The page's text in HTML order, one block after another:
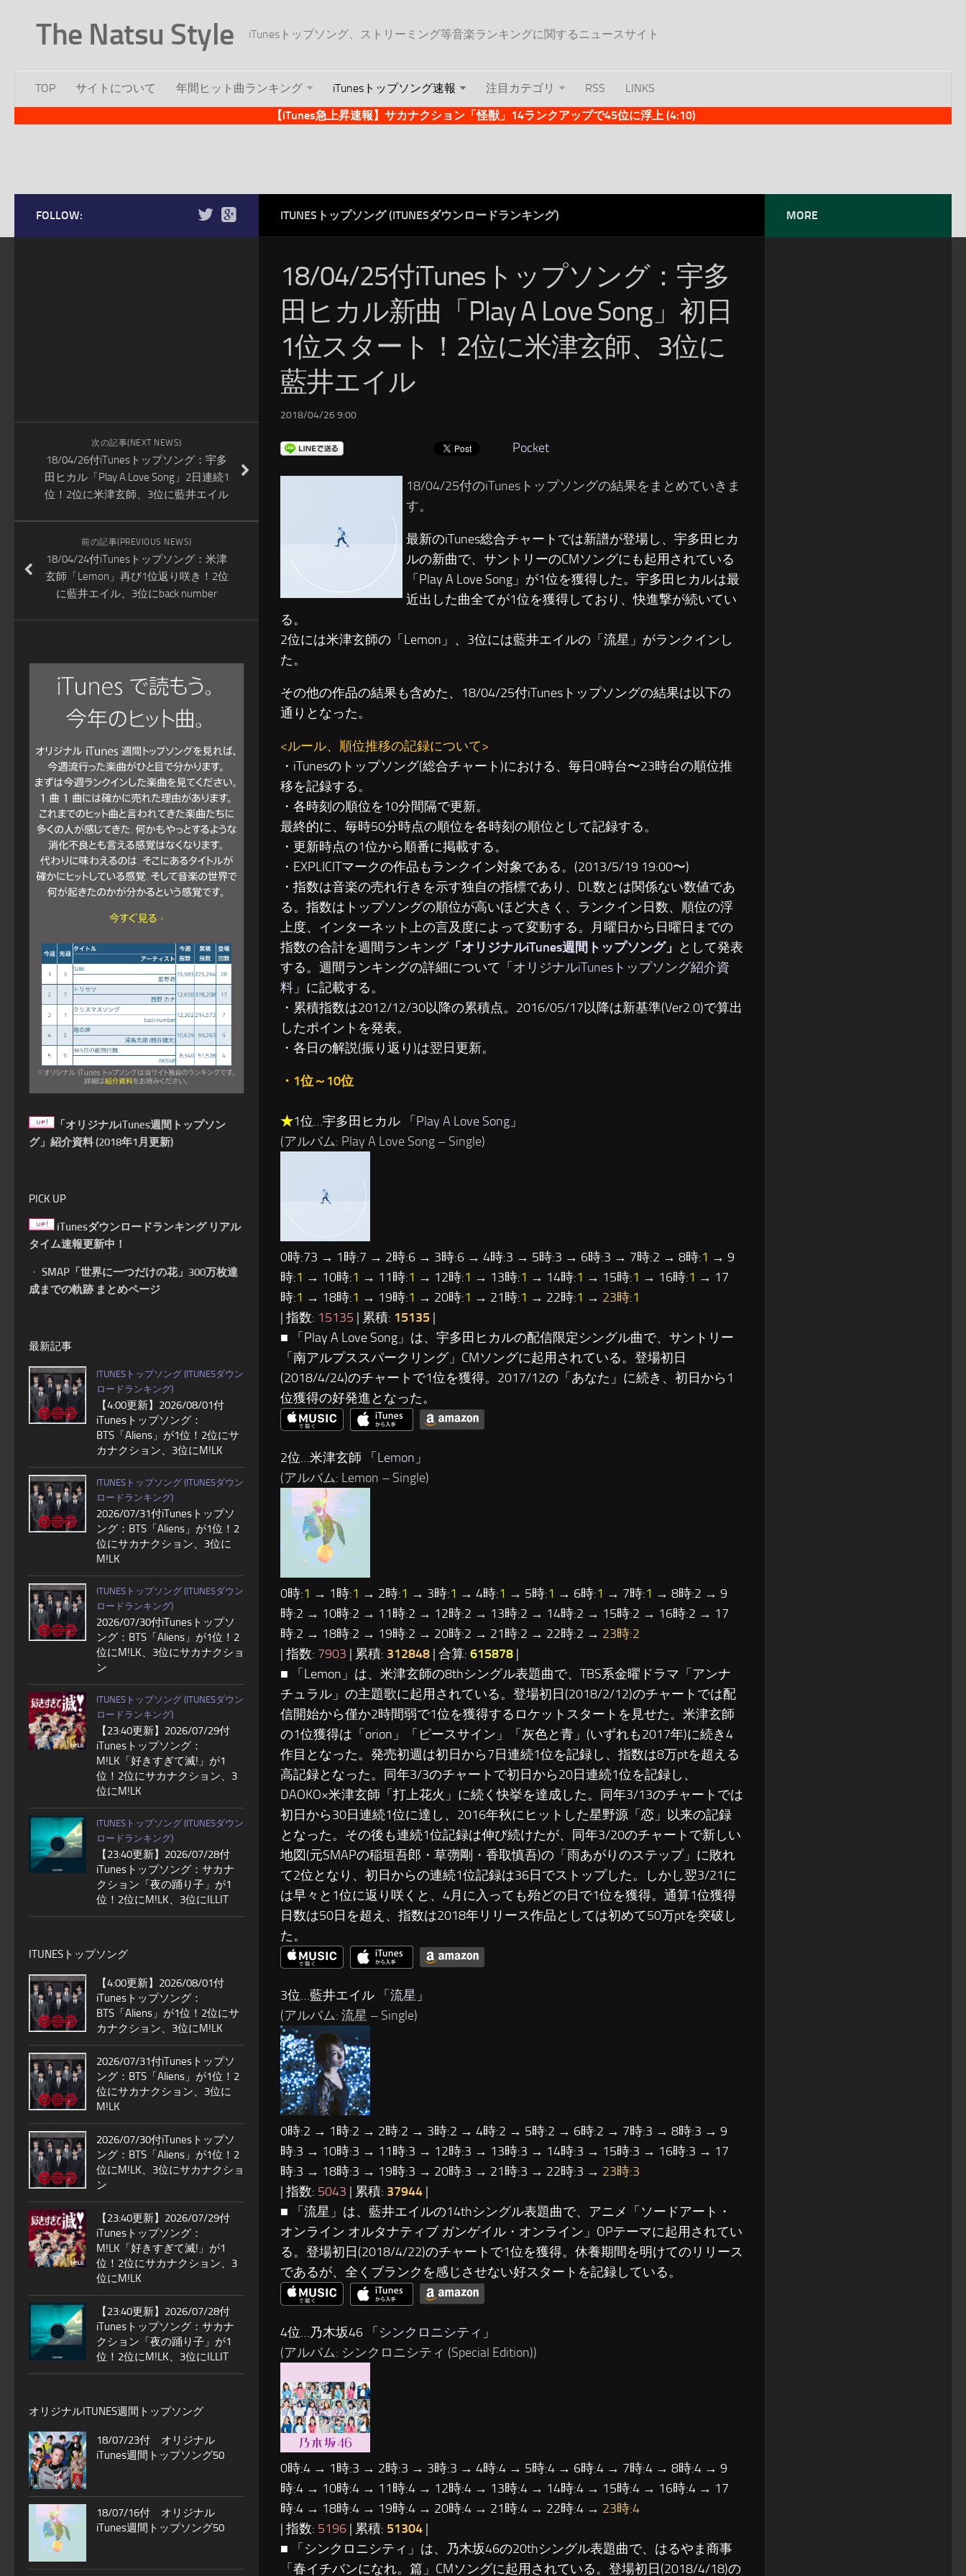
The Natsu Style iTunesトップソング、ストリーミング等音楽ランキングに関するニュースサイト
TOP サイトについて 年間ヒット曲ランキング iTunesトップソング速報 注目カテゴリ RSS
LINKS
【iTunes急上昇速報】サカナクション「怪獣」14ランクアップで45位に浮上 (4:10)
ITUNESトップソング (ITUNESダウンロードランキング)
18/04/25付iTunesトップソング：宇多
田ヒカル新曲「Play A Love Song」初日
1位スタート！2位に米津玄師、3位に
藍井エイル
2018/04/26 9:00
Pocket
18/04/25付のiTunesトップソングの結果をまとめていきま
す。
最新のiTunes総合チャートでは新譜が登場し、宇多田ヒカ
ルの新曲で、サントリーのCMソングにも起用されている
「Play A Love Song」が1位を獲得した。宇多田ヒカルは最
近出した曲全てが1位を獲得しており、快進撃が続いてい
る。
2位には米津玄師の「Lemon」、3位には藍井エイルの「流星」がランクインし
た。
その他の作品の結果も含めた、18/04/25付iTunesトップソングの結果は以下の
通りとなった。
<ルール、順位推移の記録について>
・iTunesのトップソング(総合チャート)における、毎日0時台〜23時台の順位推
移を記録する。
・各時刻の順位を10分間隔で更新。
最終的に、毎時50分時点の順位を各時刻の順位として記録する。
・更新時点の1位から順番に掲載する。
・EXPLICITマークの作品もランクイン対象である。(2013/5/19 19:00〜)
・指数は音楽の売れ行きを示す独自の指標であり、DL数とは関係ない数値であ
る。指数はトップソングの順位が高いほど大きく、ランクイン日数、順位の浮
上度、インターネット上の言及度によって変動する。月曜日から日曜日までの
指数の合計を週間ランキング「 オリジナルiTunes週間トップソング」 として発表
する。週間ランキングの詳細について「 オリジナルiTunesトップソング紹介資
料 」に記載する。
・累積指数は2012/12/30以降の累積点。2016/05/17以降は新基準(Ver2.0)で算出
したポイントを発表。
・各日の解説(振り返り)は翌日更新。
・1位～10位
★1位…宇多田ヒカル 「 Play A Love Song 」
(アルバム: Play A Love Song – Single)
0時:73 → 1時:7 → 2時:6 → 3時:6 → 4時:3 → 5時:3 → 6時:3 → 7時:2 → 8時:1 → 9
時:1 → 10時:1 → 11時:1 → 12時:1 → 13時:1 → 14時:1 → 15時:1 → 16時:1 → 17
時:1 → 18時:1 → 19時:1 → 20時:1 → 21時:1 → 22時:1 → 23時:1
| 指数: 15135 | 累積: 15135 |
■ 「Play A Love Song」は、宇多田ヒカルの配信限定シングル曲で、サントリー
「南アルプススパークリング」CMソングに起用されている。登場初日
(2018/4/24)のチャートで1位を獲得。2017/12の「あなた」に続き、初日から1
位獲得の好発進となった。
2位…米津玄師 「 Lemon 」
(アルバム: Lemon – Single)
0時:1 → 1時:1 → 2時:1 → 3時:1 → 4時:1 → 5時:1 → 6時:1 → 7時:1 → 8時:2 → 9
時:2 → 10時:2 → 11時:2 → 12時:2 → 13時:2 → 14時:2 → 15時:2 → 16時:2 → 17
時:2 → 18時:2 → 19時:2 → 20時:2 → 21時:2 → 22時:2 → 23時:2
| 指数: 7903 | 累積: 312848 | 合算: 615878 |
■ 「Lemon」は、米津玄師の8thシングル表題曲で、TBS系金曜ドラマ「アンナ
チュラル」の主題歌に起用されている。登場初日(2018/2/12)のチャートでは配
信開始から僅か2時間弱で1位を獲得するロケットスタートを見せた。米津玄師
の1位獲得は「orion」「ピースサイン」「灰色と青」(いずれも2017年)に続き4
作目となった。発売初週は初日から7日連続1位を記録し、指数は8万ptを超える
高記録となった。同年3/3のチャートで初日から20日連続1位を記録し、
DAOKO×米津玄師「打上花火」に続く快挙を達成した。同年3/13のチャートでは
初日から30日連続1位に達し、2016年秋にヒットした星野源「恋」以来の記録
となった。その後も連続1位記録は伸び続けたが、同年3/20のチャートで新しい
地図(元SMAPの稲垣吾郎・草彅剛・香取慎吾)の「雨あがりのステップ」に敗れ
て2位となり、初日からの連続1位記録は36日でストップした。しかし翌3/21に
は早々と1位に返り咲くと、4月に入っても殆どの日で1位を獲得。通算1位獲得
日数は50日を超え、指数は2018年リリース作品としては初めて50万ptを突破し
た。
3位…藍井エイル 「 流星 」
(アルバム: 流星 – Single)
0時:2 → 1時:2 → 2時:2 → 3時:2 → 4時:2 → 5時:2 → 6時:2 → 7時:3 → 8時:3 → 9
時:3 → 10時:3 → 11時:3 → 12時:3 → 13時:3 → 14時:3 → 15時:3 → 16時:3 → 17
時:3 → 18時:3 → 19時:3 → 20時:3 → 21時:3 → 22時:3 → 23時:3
| 指数: 5043 | 累積: 37944 |
■ 「流星」は、藍井エイルの14thシングル表題曲で、アニメ「ソードアート・
オンライン オルタナティブ ガンゲイル・オンライン」OPテーマに起用されてい
る。登場初日(2018/4/22)のチャートで1位を獲得。休養期間を明けてのリリース
であるが、全くブランクを感じさせない好スタートを記録している。
4位…乃木坂46 「シンクロニシティ 」
(アルバム: シンクロニシティ (Special Edition))
0時:4 → 1時:3 → 2時:3 → 3時:3 → 4時:4 → 5時:4 → 6時:4 → 7時:4 → 8時:4 → 9
時:4 → 10時:4 → 11時:4 → 12時:4 → 13時:4 → 14時:4 → 15時:4 → 16時:4 → 17
時:4 → 18時:4 → 19時:4 → 20時:4 → 21時:4 → 22時:4 → 23時:4
| 指数: 5196 | 累積: 51304 |
■ 「シンクロニシティ」は、乃木坂46の20thシングル表題曲で、はるやま商事
「春イチバンになれ。篇」CMソングに起用されている。登場初日(2018/4/18)の
FOLLOW:
次の記事(NEXT NEWS)
18/04/26付iTunesトップソング：宇多
田ヒカル「Play A Love Song」2日連続1
位！2位に米津玄師、3位に藍井エイル
前の記事(PREVIOUS NEWS)
18/04/24付iTunesトップソング：米津
玄師「Lemon」再び1位返り咲き！2位
に藍井エイル、3位にback number
「オリジナルiTunes週間トップソン
グ」紹介資料 (2018年1月更新)
PICK UP
iTunesダウンロードランキング リアル
タイム速報更新中！
・ SMAP「世界に一つだけの花」300万枚達
成までの軌跡 まとめページ
最新記事
ITUNESトップソング (ITUNESダウン
ロードランキング)
【4:00更新】2026/08/01付
iTunesトップソング：
BTS「Aliens」が1位！2位にサ
カナクション、3位にM!LK
ITUNESトップソング (ITUNESダウン
ロードランキング)
2026/07/31付iTunesトップソ
ング：BTS「Aliens」が1位！2
位にサカナクション、3位に
M!LK
ITUNESトップソング (ITUNESダウン
ロードランキング)
2026/07/30付iTunesトップソ
ング：BTS「Aliens」が1位！2
位にM!LK、3位にサカナクショ
ン
ITUNESトップソング (ITUNESダウン
ロードランキング)
【23:40更新】2026/07/29付
iTunesトップソング：
M!LK「好きすぎて滅!」が1
位！2位にサカナクション、3
位にM!LK
ITUNESトップソング (ITUNESダウン
ロードランキング)
【23:40更新】2026/07/28付
iTunesトップソング：サカナ
クション「夜の踊り子」が1
位！2位にM!LK、3位にILLIT
ITUNESトップソング
【4:00更新】2026/08/01付
iTunesトップソング：
BTS「Aliens」が1位！2位にサ
カナクション、3位にM!LK
2026/07/31付iTunesトップソ
ング：BTS「Aliens」が1位！2
位にサカナクション、3位に
M!LK
2026/07/30付iTunesトップソ
ング：BTS「Aliens」が1位！2
位にM!LK、3位にサカナクショ
ン
【23:40更新】2026/07/29付
iTunesトップソング：
M!LK「好きすぎて滅!」が1
位！2位にサカナクション、3
位にM!LK
【23:40更新】2026/07/28付
iTunesトップソング：サカナ
クション「夜の踊り子」が1
位！2位にM!LK、3位にILLIT
オリジナルITUNES週間トップソング
18/07/23付 オリジナル
iTunes週間トップソング50
18/07/16付 オリジナル
iTunes週間トップソング50
MORE